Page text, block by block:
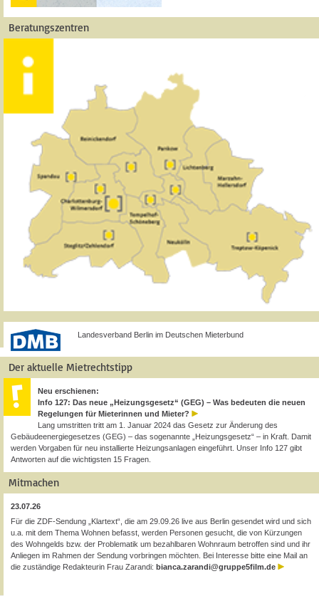
Beratungszentren
Landesverband Berlin im Deutschen Mieterbund
Der aktuelle Mietrechtstipp
Neu erschienen:
Info 127: Das neue „Heizungsgesetz“ (GEG) – Was bedeuten die neuen
Regelungen für Mieterinnen und Mieter?
Lang umstritten tritt am 1. Januar 2024 das Gesetz zur Änderung des
Gebäudeenergiegesetzes (GEG) – das sogenannte „Heizungsgesetz“ – in Kraft. Damit
werden Vorgaben für neu installierte Heizungsanlagen eingeführt. Unser Info 127 gibt
Antworten auf die wichtigsten 15 Fragen.
Mitmachen
23.07.26
Für die ZDF-Sendung „Klartext“, die am 29.09.26 live aus Berlin gesendet wird und sich
u.a. mit dem Thema Wohnen befasst, werden Personen gesucht, die von Kürzungen
des Wohngelds bzw. der Problematik um bezahlbaren Wohnraum betroffen sind und ihr
Anliegen im Rahmen der Sendung vorbringen möchten. Bei Interesse bitte eine Mail an
die zuständige Redakteurin Frau Zarandi: bianca.zarandi@gruppe5film.de